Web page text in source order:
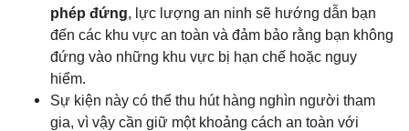
phép đứng, lực lượng an ninh sẽ hướng dẫn bạn
đến các khu vực an toàn và đảm bảo rằng bạn không
đứng vào những khu vực bị hạn chế hoặc nguy
hiểm.
Sự kiện này có thể thu hút hàng nghìn người tham
gia, vì vậy cần giữ một khoảng cách an toàn với